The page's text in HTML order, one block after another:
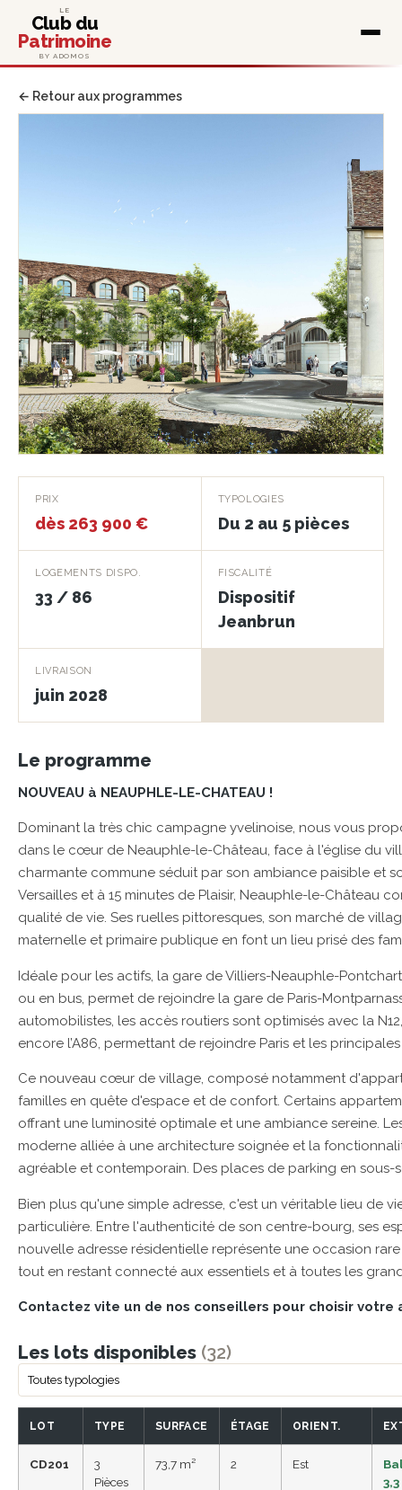
LE
Club du
Patrimoine
BY ADOMOS
← Retour aux programmes
Villa Louis-Alexandre
- Appartements
PRIX
dès 263 900 €
TYPOLOGIES
Du 2 au 5 pièces
LOGEMENTS DISPO.
33 / 86
FISCALITÉ
Dispositif
Jeanbrun
LIVRAISON
juin 2028
Le programme
NOUVEAU à NEAUPHLE-LE-CHATEAU !
Dominant la très chic campagne yvelinoise, nous vous
dans le cœur de Neauphle-le-Château, face à l'église du
charmante commune séduit par son ambiance paisible et
Versailles et à 15 minutes de Plaisir, Neauphle-le-Château
qualité de vie. Ses ruelles pittoresques, son marché de
maternelle et primaire publique en font un lieu prisé des
Idéale pour les actifs, la gare de Villiers-Neauphle-
ou en bus, permet de rejoindre la gare de Paris-
automobilistes, les accès routiers sont optimisés avec la
encore l’A86, permettant de rejoindre Paris et les
Ce nouveau cœur de village, composé notamment
familles en quête d'espace et de confort. Certains
offrant une luminosité optimale et une ambiance sereine.
moderne alliée à une architecture soignée et la
agréable et contemporain. Des places de parking en
Bien plus qu'une simple adresse, c'est un véritable lieu de
particulière. Entre l'authenticité de son centre-bourg, ses
nouvelle adresse résidentielle représente une occasion
tout en restant connecté aux essentiels et à toutes les
Contactez vite un de nos conseillers pour choisir
Les lots disponibles (32)
LOT TYPE SURFACE ÉTAGE ORIENT.
CD201
3
Pièces
73,7 m² 2 Est
3,3